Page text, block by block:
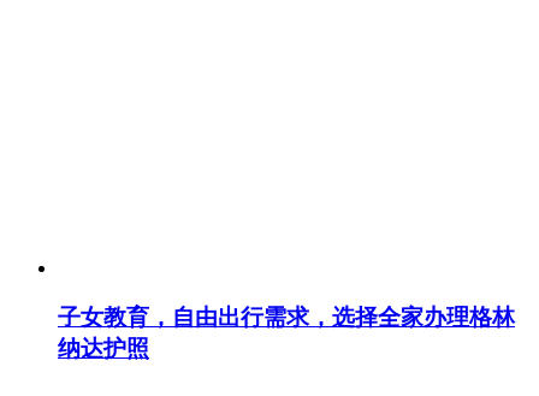
子女教育，自由出行需求，选择全家办理格林
纳达护照